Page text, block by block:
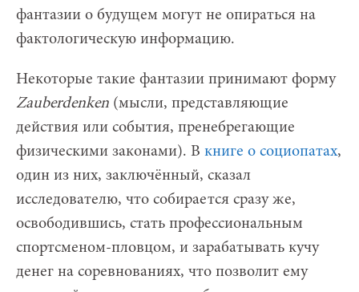
фантазии о будущем могут не опираться на
фактологическую информацию.
Некоторые такие фантазии принимают форму
Zauberdenken (мысли, представляющие
действия или события, пренебрегающие
физическими законами). В книге о социопатах,
один из них, заключённый, сказал
исследователю, что собирается сразу же,
освободившись, стать профессиональным
спортсменом-пловцом, и зарабатывать кучу
денег на соревнованиях, что позволит ему